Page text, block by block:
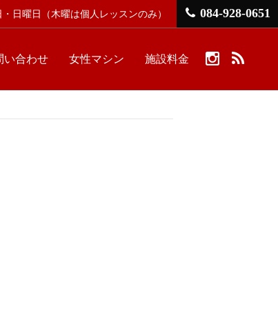
日曜日 （木曜は個人レッスンのみ） 084-928-0651
い合わせ 女性マシン 施設料金